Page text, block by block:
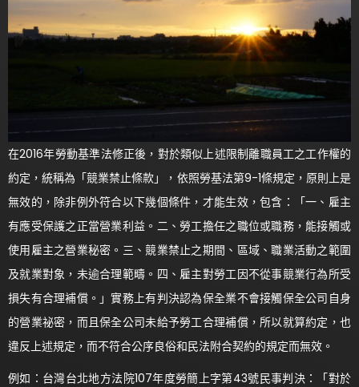
在2016年勞動基準法修正後，對於類似上述限制離職員工之工作權的
約定，統稱為「競業禁止條款」，依照勞基法第9-1條規定，原則上是
無效的，除非例外符合以下幾個條件，才能生效，包含：「一、雇主
有應受保護之正當營業利益。二、勞工擔任之職位或職務，能接觸或
使用雇主之營業秘密。三、競業禁止之期間、區域、職業活動之範圍
及就業對象，未逾合理範疇。四、雇主對勞工因不從事競業行為所受
損失有合理補償。」實務上有判決認為保全業不會接觸保全公司自身
的營業祕密，而且保全公司未給予勞工合理補償，所以就算約定，也
違反上述規定，而不符合公序良俗和民法附合契約的規定而無效。
例如：台灣台北地方法院107年度勞簡上字第43號民事判決：「對於